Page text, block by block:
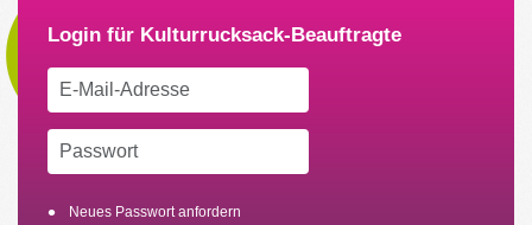
Neues Passwort anfordern